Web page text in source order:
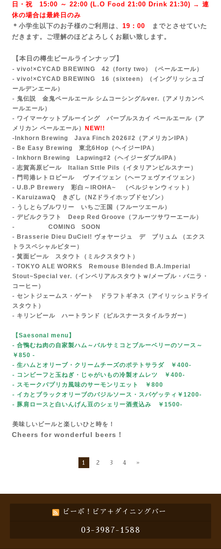
日・祝 15:00 ～ 22:00 ( L.O Food 21:00 Drink 21:30) → 連
休の場合は最終日のみ
＊小学生以下のお子様のご利用は、 19：00
までとさせていた
だきます。ご理解のほどよろしくお願い致します。
【本日の樽生ビールラインナップ】
- vivo!×CYCAD BREWING 42（forty two）
（ペールエール）
- vivo!×CYCAD BREWING 16（sixteen）（イングリッシュゴ
ールデンエール）
- 鬼伝説 金鬼ペールエール シムコーシングルver. （アメリカンペ
ールエール）
- ワイマーケットブルーイング パープルスカイ ペールエール（ア
メリカン ペールエール）
NEW!!
- Inkhorn Brewing Java Finch 2026#2（アメリカンIPA）
- Be Easy Brewing 東北6Hop（ヘイジーIPA）
- Inkhorn Brewing Lapwing#2（ヘイジーダブルIPA）
- 志賀高原ビール Italian Sttle Pils（イタリアンピルスナー）
- 門司港レトロビール ヴァイツェン（ヘーフェヴァイツェン）
- U.B.P Brewery 彩白～IROHA~ （ベルジャンウィット）
- KaruizawaQ きざし（NZドライホップドセゾン）
- うしとらブルワリー いちご王国（フルーツエール）
- デビルクラフト Deep Red Groove（フルーツサワーエール）
- COMING SOON
- Brasserie Dieu DuCiel! ヴォヤージュ デ ブリュム （エクス
トラスペシャルビター）
- 箕面ビール スタウト（ミルクスタウト）
- TOKYO ALE WORKS Remouse Blended B.A.Imperial
Stout~Special ver.（インペリアルスタウトｗ/メープル・バニラ・
コーヒー）
- セントジェームス・ゲート ドラフトギネス（アイリッシュドライ
スタウト）
- キリンビール ハートランド（ピルスナースタイルラガー）
【Saesonal menu 】
- 合鴨むね肉の自家製ハム～バルサミコとブルーベリーのソース～
￥850 -
- 生ハムとオリーブ・クリームチーズのポテトサラダ ￥400-
- コンビーフと玉ねぎ・じゃがいもの冷製オムレツ ￥400-
- スモークパプリカ風味のサーモンリエット ￥800
- イカとブラックオリーブのバジルソース・スパゲッティ￥1200-
- 豚肩ロースと白いんげん豆のシェリー酒煮込み ￥1500-
美味しいビールと楽しいひと時を！
Cheers for wonderful beers！
1 2 3 4 »
ビーボ！ビア＋ダイニングバー
03-3987-1588